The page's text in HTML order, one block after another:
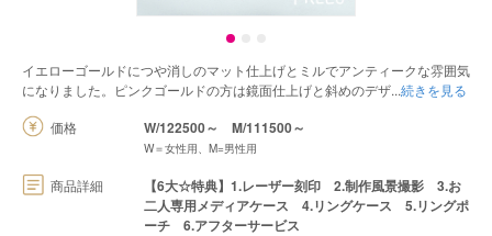
イエローゴールドにつや消しのマット仕上げとミルでアンティークな雰囲気
になりました。ピンクゴールドの方は鏡面仕上げと斜めのデザ 続きを見る
価格
W/122500～ M/111500～
W＝女性用、M=男性用
商品詳細
【6大☆特典】1.レーザー刻印 2.制作風景撮影 3.お
二人専用メディアケース 4.リングケース 5.リングポ
ーチ 6.アフターサービス